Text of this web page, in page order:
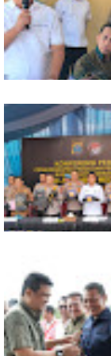
Polresta Deliserdang
Musnahkan 1,2 Kilo
Sabu-sabu: Tiga
Gagal Edarkan
Narkoba
Selama 300 Hari,
Medan Tangkap
Tersangka Narkoba